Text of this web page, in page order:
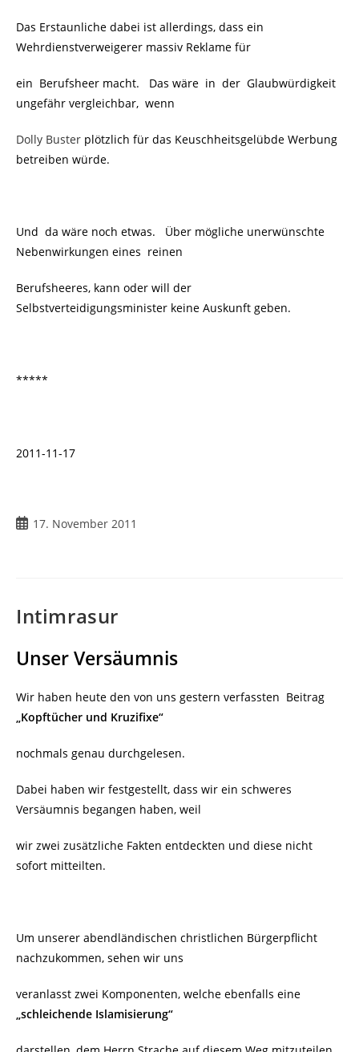
Das Erstaunliche dabei ist allerdings, dass ein
Wehrdienstverweigerer massiv Reklame für
ein Berufsheer macht. Das wäre in der Glaubwürdigkeit
ungefähr vergleichbar, wenn
Dolly Buster plötzlich für das Keuschheitsgelübde Werbung
betreiben würde.
Und da wäre noch etwas. Über mögliche unerwünschte
Nebenwirkungen eines reinen
Berufsheeres, kann oder will der
Selbstverteidigungsminister keine Auskunft geben.
*****
2011-11-17
Beitrag17. November 2011
Intimrasur
Unser Versäumnis
Wir haben heute den von uns gestern verfassten Beitrag
„Kopftücher und Kruzifixe“
nochmals genau durchgelesen.
Dabei haben wir festgestellt, dass wir ein schweres
Versäumnis begangen haben, weil
wir zwei zusätzliche Fakten entdeckten und diese nicht
sofort mitteilten.
Um unserer abendländischen christlichen Bürgerpflicht
nachzukommen, sehen wir uns
veranlasst zwei Komponenten, welche ebenfalls eine
„schleichende Islamisierung“